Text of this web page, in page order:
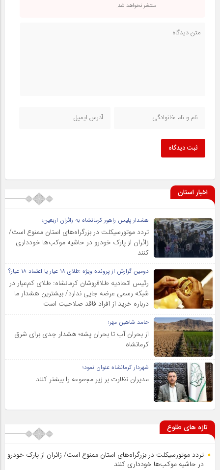
منتشر نخواهد شد.
ثبت دیدگاه
اخبار استان
هشدار پلیس راهور کرمانشاه به زائران اربعین؛
تردد موتورسیکلت در بزرگراه‌های استان ممنوع است/
زائران از پارک خودرو در حاشیه موکب‌ها خودداری
کنند
دومین گزارش از پرونده ویژه :طلای ۱۸ عیار یا اعتماد ۱۸ عیار؟
رئیس اتحادیه طلافروشان کرمانشاه: طلای کم‌عیار در
شبکه رسمی عرضه جایی ندارد/ بیشترین هشدار ما
درباره خرید از افراد فاقد صلاحیت است
حامد شاهین مهر؛
از بحران آب تا بحران پشه؛ هشدار جدی برای شرق
کرمانشاه
شهردار کرمانشاه عنوان نمود؛
مدیران نظارت بر زیر مجموعه را بیشتر کنند
تازه های طلوع
تردد موتورسیکلت در بزرگراه‌های استان ممنوع است/ زائران از پارک خودرو
در حاشیه موکب‌ها خودداری کنند